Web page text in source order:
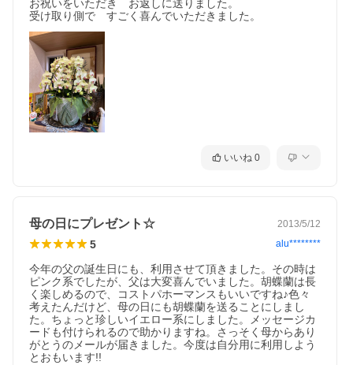
お祝いをいただき　お返しに送りました。
受け取り側で　すごく喜んでいただきました。
いいね 0
母の日にプレゼント☆ 2013/5/12
5 alu********
今年の父の誕生日にも、利用させて頂きました。その時は
ピンク系でしたが、父は大変喜んでいました。胡蝶蘭は長
く楽しめるので、コストパホーマンスもいいですね♪色々
考えたんだけど、母の日にも胡蝶蘭を送ることにしまし
た。ちょっと珍しいイエロー系にしました。メッセージカ
ードも付けられるので助かりますね。さっそく母からあり
がとうのメールが届きました。今度は自分用に利用しよう
とおもいます!!